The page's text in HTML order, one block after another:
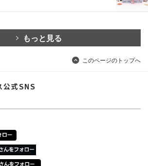
もっと見る
このページのトップへ